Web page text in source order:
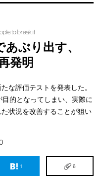
to break it
ぶり出す、
発明
な評価テストを発表した。
的となってしまい、実際に
状況を改善することが狙い
1 6